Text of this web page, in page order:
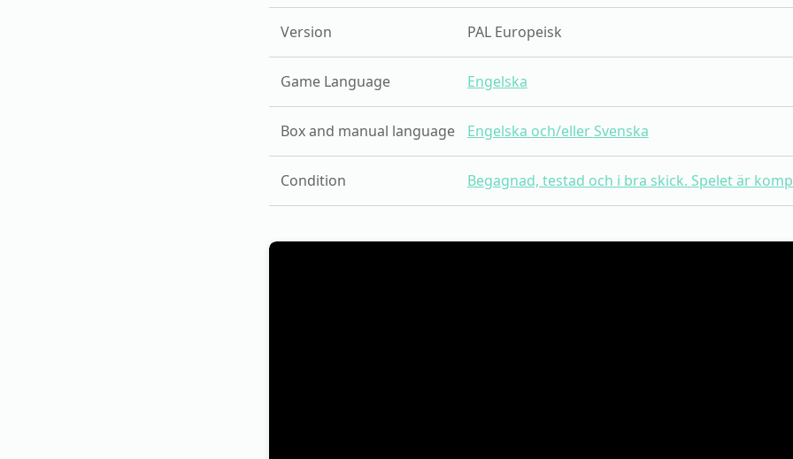
Version PAL Europeisk
Game Language Engelska
Box and manual language Engelska och/eller Svenska
Condition Begagnad, testad och i bra skick. Spelet är